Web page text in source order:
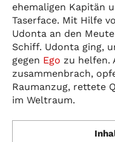
ehemaligen Kapitän
Taserface. Mit Hilfe
Udonta an den
Schiff. Udonta ging,
gegen Ego zu helfen.
zusammenbrach,
Raumanzug, rettete
im Weltraum.